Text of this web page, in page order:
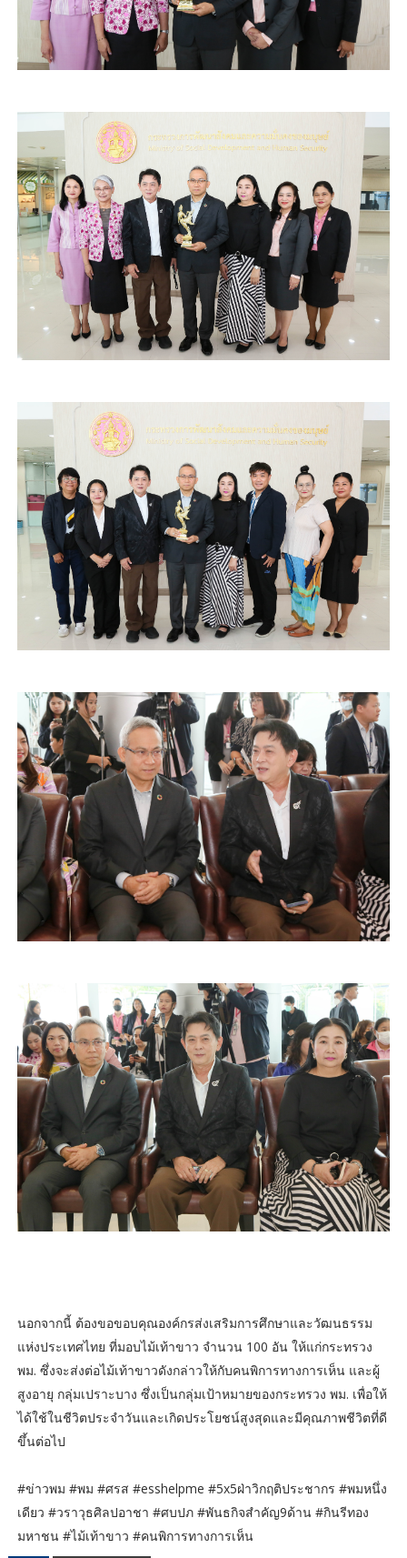
นอกจากนี้ ต้องขอขอบคุณองค์กรส่งเสริมการศึกษาและวัฒนธรรม
แห่งประเทศไทย ที่มอบไม้เท้าขาว จำนวน 100 อัน ให้แก่กระทรวง
พม. ซึ่งจะส่งต่อไม้เท้าขาวดังกล่าวให้กับคนพิการทางการเห็น และผู้
สูงอายุ กลุ่มเปราะบาง ซึ่งเป็นกลุ่มเป้าหมายของกระทรวง พม. เพื่อให้
ได้ใช้ในชีวิตประจำวันและเกิดประโยชน์สูงสุดและมีคุณภาพชีวิตที่ดี
ขึ้นต่อไป
#ข่าวพม #พม #ศรส #esshelpme #5x5ฝ่าวิกฤติประชากร #พมหนึ่ง
เดียว #วราวุธศิลปอาชา #ศบปภ #พันธกิจสำคัญ9ด้าน #กินรีทอง
มหาชน #ไม้เท้าขาว #คนพิการทางการเห็น